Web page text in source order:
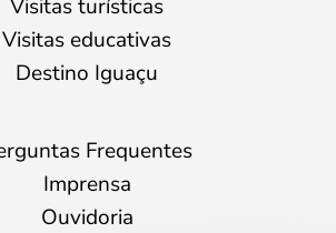
Visitas turísticas
Visitas educativas
Destino Iguaçu
Frequentes
Imprensa
Ouvidoria